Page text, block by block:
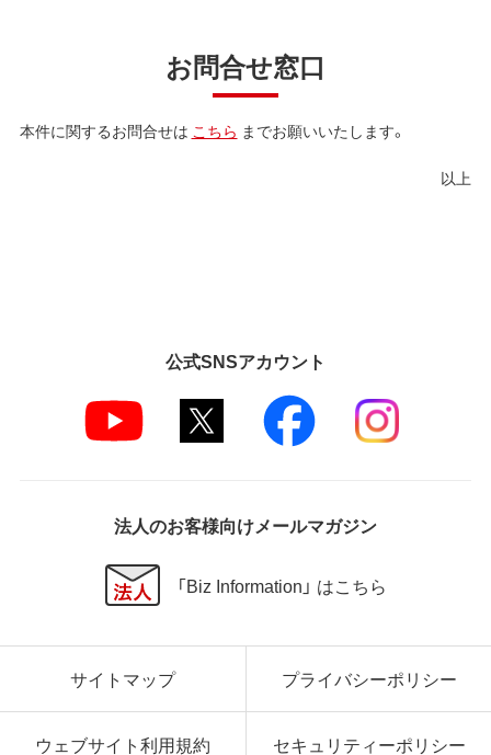
お問合せ窓口
本件に関するお問合せは こちら までお願いいたします。
以上
公式SNSアカウント
法人のお客様向けメールマガジン
「Biz Information」 はこちら
サイトマップ プライバシーポリシー
ウェブサイト利用規約 セキュリティーポリシー